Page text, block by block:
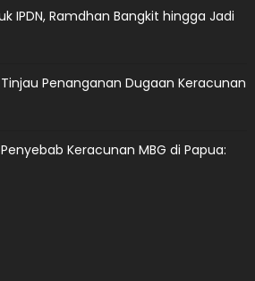
IPDN, Ramdhan Bangkit hingga Jadi
Penanganan Dugaan Keracunan
Keracunan MBG di Papua: